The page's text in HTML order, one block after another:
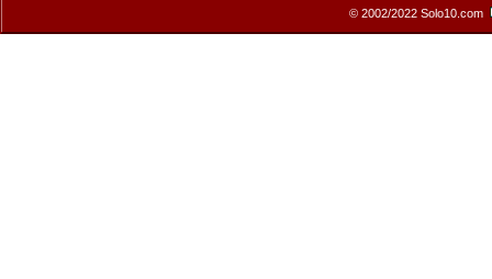
© 2002/2022 Solo10.com